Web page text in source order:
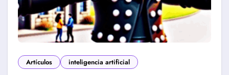
Artículos inteligencia artificial